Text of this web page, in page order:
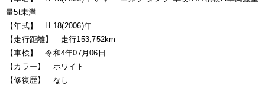
量5t未満
【年式】 H.18(2006)年
【走行距離】 走行153,752km
【車検】 令和4年07月06日
【カラー】 ホワイト
【修復歴】 なし